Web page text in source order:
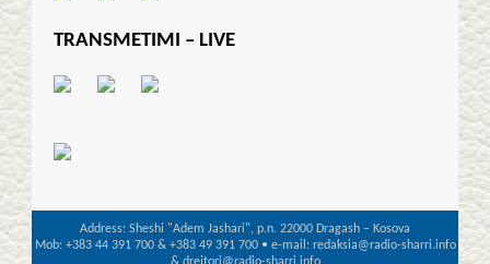
TRANSMETIMI – LIVE
Address: Sheshi "Adem Jashari", p.n. 22000 Dragash – Kosova
Mob: +383 44 391 700 & +383 49 391 700 • e-mail: redaksia@radio-sharri.info